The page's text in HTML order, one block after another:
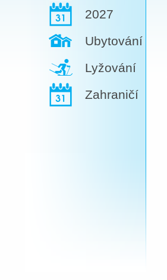
2027
Ubytování
Lyžování
Zahraničí